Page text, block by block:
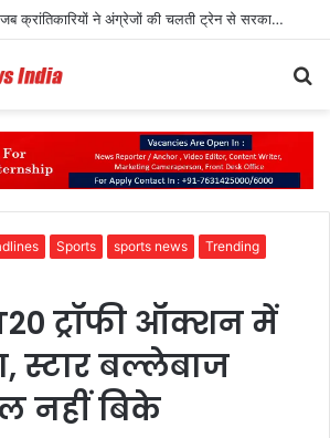
काकोरी ट्रेन एक्शन: जब क्रांतिकारियों ने अंग्रेजों की चलती ट्रेन से सरकारी खजाना लूट लिया था
Sports sports news
Trending
ट्रॉफी ऑक्शन में
स्टार बल्लेबाज
नहीं बिके